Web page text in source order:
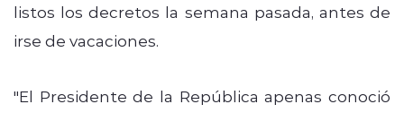
listos los decretos la semana pasada, antes de
irse de vacaciones.
"El Presidente de la República apenas conoció